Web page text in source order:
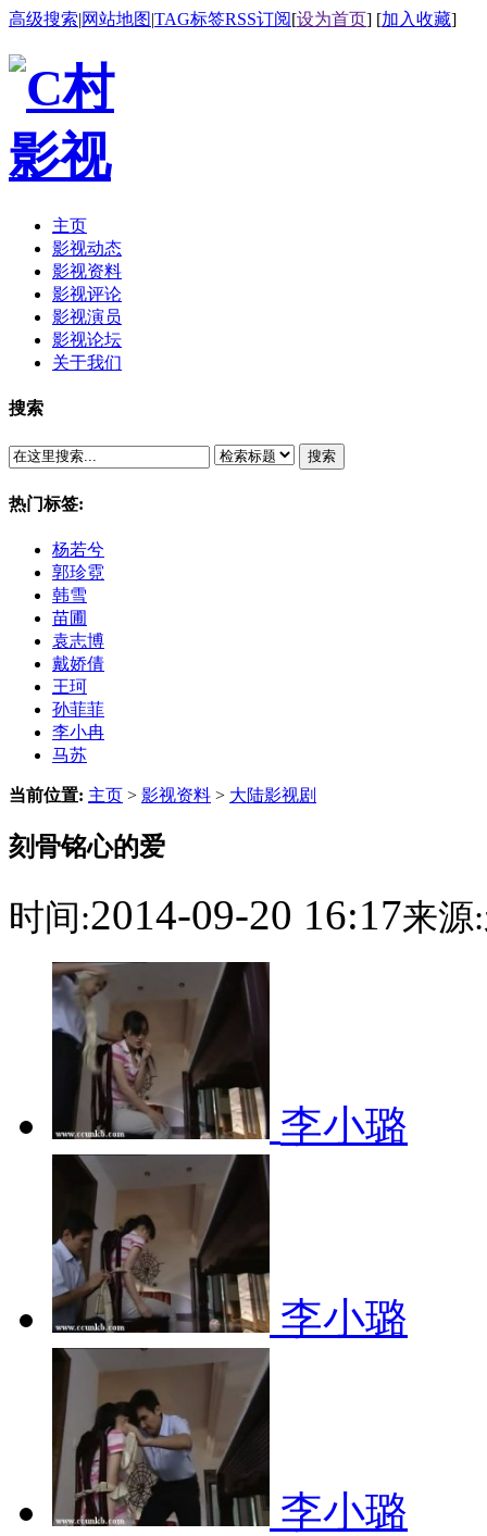
高级搜索|网站地图|TAG标签RSS订阅[设为首页] [加入收藏]
主页
影视动态
影视资料
影视评论
影视演员
影视论坛
关于我们
搜索
搜索
热门标签:
杨若兮
郭珍霓
韩雪
苗圃
袁志博
戴娇倩
王珂
孙菲菲
李小冉
马苏
当前位置: 主页 > 影视资料 > 大陆影视剧
刻骨铭心的爱
时间:2014-09-20 16:17来源:
李小璐
李小璐
李小璐